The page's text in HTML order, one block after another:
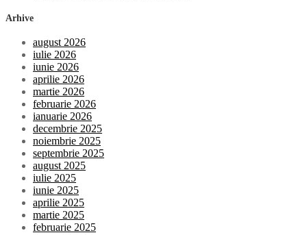
Arhive
august 2026
iulie 2026
iunie 2026
aprilie 2026
martie 2026
februarie 2026
ianuarie 2026
decembrie 2025
noiembrie 2025
septembrie 2025
august 2025
iulie 2025
iunie 2025
aprilie 2025
martie 2025
februarie 2025